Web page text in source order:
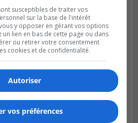
07h58
prolonge son aide
Le Partage
susceptibles de traiter vos
sur la base de l'intérêt
y opposer en gérant vos options
un lien en bas de cette page ou dans
ou retirer votre consentement
cookies et de confidentialité.
Autoriser
vos préférences